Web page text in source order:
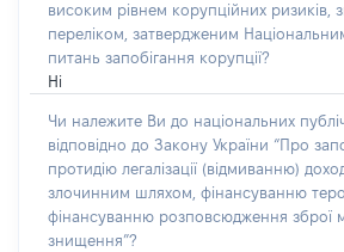
високим рівнем корупційних ризиків,
переліком, затвердженим
питань запобігання корупції?
Ні
Чи належите Ви до національних
відповідно до Закону України “Про
протидію легалізації (відмиванню)
злочинним шляхом, фінансуванню
фінансуванню розповсюдження зброї
знищення”?